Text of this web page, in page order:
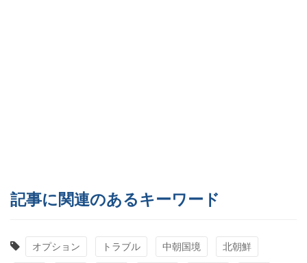
記事に関連のあるキーワード
オプション トラブル 中朝国境 北朝鮮